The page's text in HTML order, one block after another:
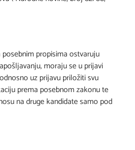
propisima ostvaruju
moraju se u prijavi
uz prijavu priložiti svu
prema posebnom zakonu te
na druge kandidate samo pod